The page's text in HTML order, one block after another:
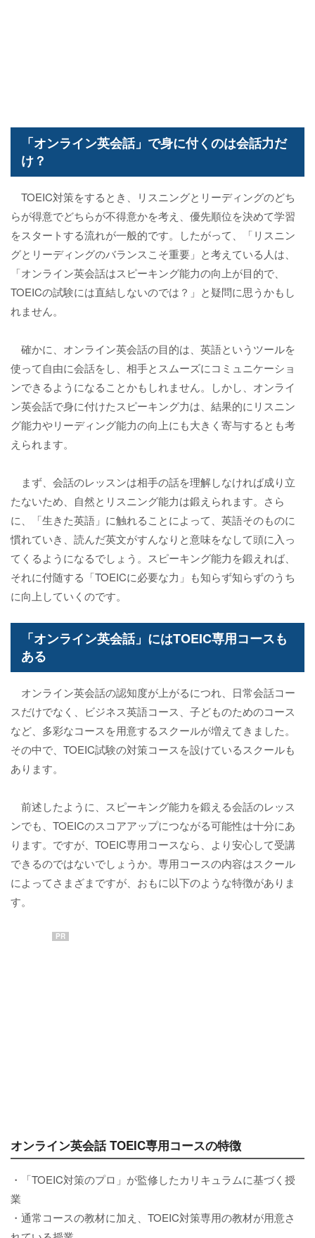
「オンライン英会話」で身に付くのは会話力だ
け？
TOEIC対策をするとき、リスニングとリーディングのどち
らが得意でどちらが不得意かを考え、優先順位を決めて学習
をスタートする流れが一般的です。したがって、「リスニン
グとリーディングのバランスこそ重要」と考えている人は、
「オンライン英会話はスピーキング能力の向上が目的で、
TOEICの試験には直結しないのでは？」と疑問に思うかもし
れません。
確かに、オンライン英会話の目的は、英語というツールを
使って自由に会話をし、相手とスムーズにコミュニケーショ
ンできるようになることかもしれません。しかし、オンライ
ン英会話で身に付けたスピーキング力は、結果的にリスニン
グ能力やリーディング能力の向上にも大きく寄与するとも考
えられます。
まず、会話のレッスンは相手の話を理解しなければ成り立
たないため、自然とリスニング能力は鍛えられます。さら
に、「生きた英語」に触れることによって、英語そのものに
慣れていき、読んだ英文がすんなりと意味をなして頭に入っ
てくるようになるでしょう。スピーキング能力を鍛えれば、
それに付随する「TOEICに必要な力」も知らず知らずのうち
に向上していくのです。
「オンライン英会話」にはTOEIC専用コースも
ある
オンライン英会話の認知度が上がるにつれ、日常会話コー
スだけでなく、ビジネス英語コース、子どものためのコース
など、多彩なコースを用意するスクールが増えてきました。
その中で、TOEIC試験の対策コースを設けているスクールも
あります。
前述したように、スピーキング能力を鍛える会話のレッス
ンでも、TOEICのスコアアップにつながる可能性は十分にあ
ります。ですが、TOEIC専用コースなら、より安心して受講
できるのではないでしょうか。専用コースの内容はスクール
によってさまざまですが、おもに以下のような特徴がありま
す。
PR
オンライン英会話 TOEIC専用コースの特徴
・「TOEIC対策のプロ」が監修したカリキュラムに基づく授
業
・通常コースの教材に加え、TOEIC対策専用の教材が用意さ